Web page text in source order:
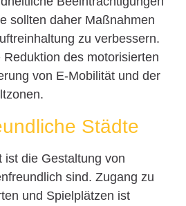
sollten daher Maßnahmen
zu verbessern.
des motorisierten
von E-Mobilität und der
Städte
ist die Gestaltung von
sind. Zugang zu
und Spielplätzen ist